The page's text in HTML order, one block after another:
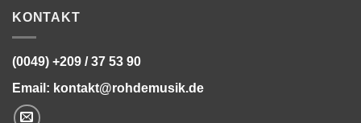
KONTAKT
(0049) +209 / 37 53 90
Email: kontakt@rohdemusik.de